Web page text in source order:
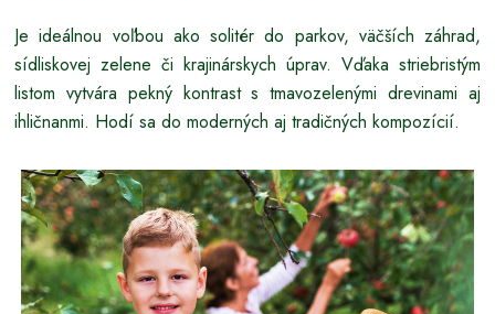
Je ideálnou voľbou ako solitér do parkov, väčších záhrad,
sídliskovej zelene či krajinárskych úprav. Vďaka striebristým
listom vytvára pekný kontrast s tmavozelenými drevinami aj
ihličnanmi. Hodí sa do moderných aj tradičných kompozícií.